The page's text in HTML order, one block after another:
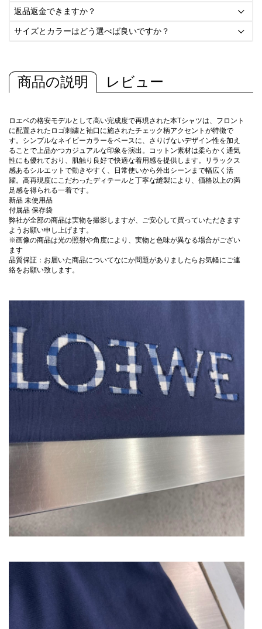
返品返金できますか？ 
サイズとカラーはどう選べば良いですか？ 
商品の説明 レビュー
ロエベの格安モデルとして高い完成度で再現された本Tシャツは、フロント
に配置されたロゴ刺繍と袖口に施されたチェック柄アクセントが特徴で
す。シンプルなネイビーカラーをベースに、さりげないデザイン性を加え
ることで上品かつカジュアルな印象を演出。コットン素材は柔らかく通気
性にも優れており、肌触り良好で快適な着用感を提供します。リラックス
感あるシルエットで動きやすく、日常使いから外出シーンまで幅広く活
躍。高再現度にこだわったディテールと丁寧な縫製により、価格以上の満
足感を得られる一着です。
新品 未使用品
付属品 保存袋
弊社が全部の商品は実物を撮影しますが、ご安心して買っていただきます
ようお願い申し上げます。
※画像の商品は光の照射や角度により、実物と色味が異なる場合がござい
ます
品質保証：お届いた商品についてなにか問題がありましたらお気軽にご連
絡をお願い致します。